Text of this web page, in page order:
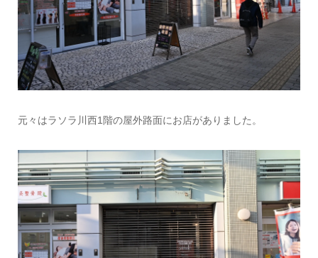
元々はラソラ川西1階の屋外路面にお店がありました。